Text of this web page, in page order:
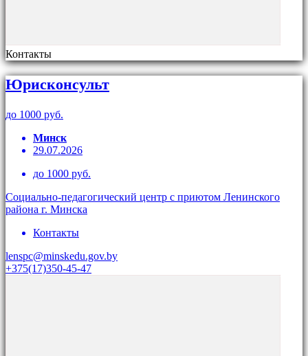
Контакты
Юрисконсульт
до 1000 руб.
Минск
29.07.2026
до 1000 руб.
Социально-педагогический центр с приютом Ленинского
района г. Минска
Контакты
lenspc@minskedu.gov.by
+375(17)350-45-47